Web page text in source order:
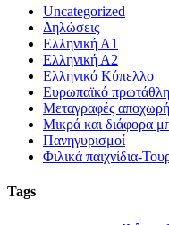
Uncategorized
Δηλώσεις
Ελληνική Α1
Ελληνική Α2
Ελληνικό Κύπελλο
Ευρωπαϊκό
Μεταγραφές
Μικρά και διάφορα
Πανηγυρισμοί
Φιλικά παιχνίδια-
Tags